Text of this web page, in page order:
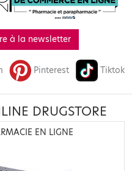
à la newsletter
Pinterest Tiktok
DRUGSTORE
EN LIGNE